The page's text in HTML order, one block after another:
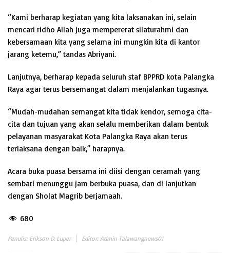
“Kami berharap kegiatan yang kita laksanakan ini, selain
mencari ridho Allah juga mempererat silaturahmi dan
kebersamaan kita yang selama ini mungkin kita di kantor
jarang ketemu,” tandas Abriyani.
Lanjutnya, berharap kepada seluruh staf BPPRD kota Palangka
Raya agar terus bersemangat dalam menjalankan tugasnya.
“Mudah-mudahan semangat kita tidak kendor, semoga cita-
cita dan tujuan yang akan selalu memberikan dalam bentuk
pelayanan masyarakat Kota Palangka Raya akan terus
terlaksana dengan baik,” harapnya.
Acara buka puasa bersama ini diisi dengan ceramah yang
sembari menunggu jam berbuka puasa, dan di lanjutkan
dengan Sholat Magrib berjamaah.
680
Penulis: Erikson D. Luper Editor: Admin Talawangnews01